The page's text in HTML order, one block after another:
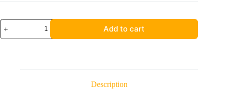
Windows
10
Pro
Add to cart
Description